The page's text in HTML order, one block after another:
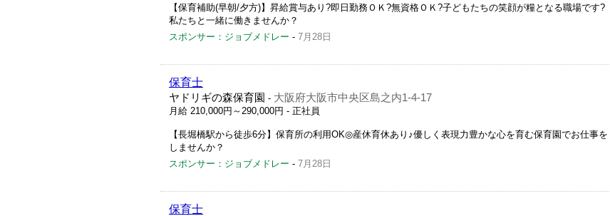
【保育補助(早朝/夕方)】昇給賞与あり?即日勤務ＯＫ?無資格ＯＫ?子どもたちの笑顔が糧となる職場です?
私たちと一緒に働きませんか？
スポンサー：ジョブメドレー - 7月28日
保育士
ヤドリギの森保育園 - 大阪府大阪市中央区島之内1-4-17
月給 210,000円～290,000円 - 正社員
【長堀橋駅から徒歩6分】保育所の利用OK◎産休育休あり♪優しく表現力豊かな心を育む保育園でお仕事を
しませんか？
スポンサー：ジョブメドレー - 7月28日
保育士